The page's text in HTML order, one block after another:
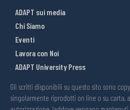
ADAPT sui media
Chi Siamo
Eventi
Lavora con Noi
ADAPT University Press
Gli scritti disponibili su questo sito sono
singolarmente riprodotti on line o su carta,